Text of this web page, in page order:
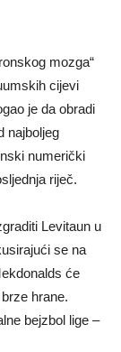
mozga“
cijevi
je da obradi
najboljeg
numerički
riječ.
Levitaun u
se na
će
hrane.
bejzbol lige –